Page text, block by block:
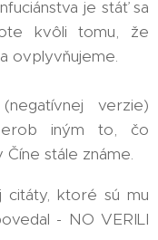
je stáť sa
kvôli tomu, že
ovplyvňujeme.
verzie)
iným to, čo
stále známe.
citáty, ktoré sú mu
- NO VERILI